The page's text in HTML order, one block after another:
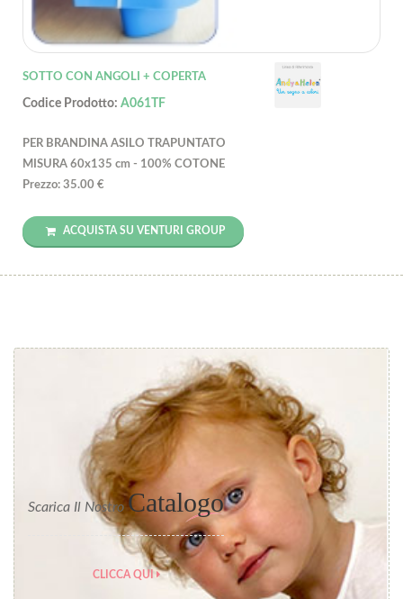
SOTTO CON ANGOLI + COPERTA
Codice Prodotto: A061TF
PER BRANDINA ASILO TRAPUNTATO
MISURA 60x135 cm - 100% COTONE
Prezzo: 35.00 €
ACQUISTA SU VENTURI GROUP
Scarica Il Nostro Catalogo
CLICCA QUI